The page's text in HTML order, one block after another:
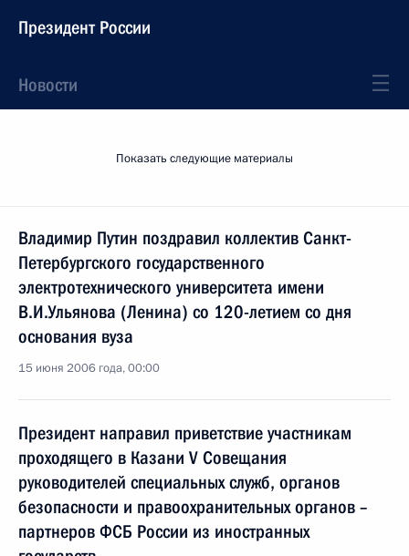
Президент России
Новости
Показать следующие материалы
Владимир Путин поздравил коллектив Санкт-
Петербургского государственного
электротехнического университета имени
В.И.Ульянова (Ленина) со 120-летием со дня
основания вуза
15 июня 2006 года, 00:00
Президент направил приветствие участникам
проходящего в Казани V Совещания
руководителей специальных служб, органов
безопасности и правоохранительных органов –
партнеров ФСБ России из иностранных